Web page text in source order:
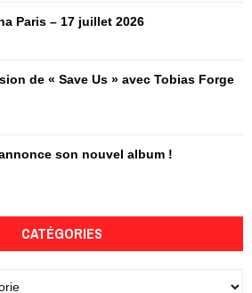
Paris – 17 juillet 2026
de « Save Us » avec Tobias Forge
annonce son nouvel album !
CATÉGORIES